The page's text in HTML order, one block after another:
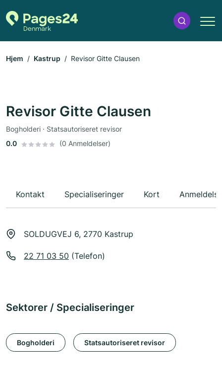
Hjem Kastrup Revisor Gitte Clausen
Revisor Gitte Clausen
Bogholderi · Statsautoriseret revisor
0.0
(0 Anmeldelser)
Kontakt Specialiseringer Kort
SOLDUGVEJ 6, 2770 Kastrup
22 71 03 50 (Telefon)
Sektorer / Specialiseringer
Bogholderi Statsautoriseret revisor